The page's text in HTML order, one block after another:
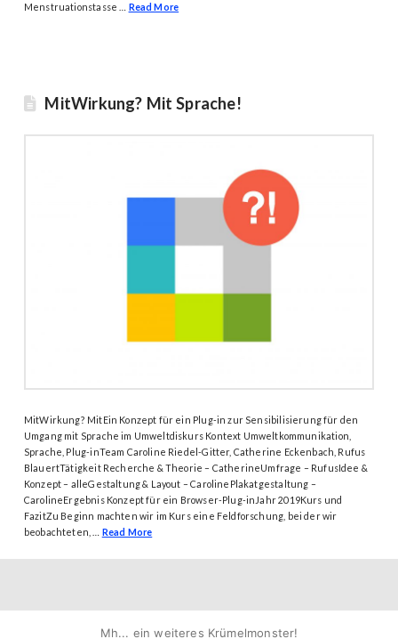
Menstruationstasse … Read More
MitWirkung? Mit Sprache!
MitWirkung? MitEin Konzept für ein Plug-in zur Sensibilisierung für den
Umgang mit Sprache im Umweltdiskurs Kontext Umweltkommunikation,
Sprache, Plug-inTeam Caroline Riedel-Gitter, Catherine Eckenbach, Rufus
BlauertTätigkeit Recherche & Theorie – CatherineUmfrage – RufusIdee &
Konzept – alleGestaltung & Layout – CarolinePlakatgestaltung –
CarolineErgebnis Konzept für ein Browser-Plug-inJahr 2019Kurs und
FazitZu Beginn machten wir im Kurs eine Feldforschung, bei der wir
beobachteten, … Read More
HOME PORTFOLIO IMPRESSUM
Mh... ein weiteres Krümelmonster!